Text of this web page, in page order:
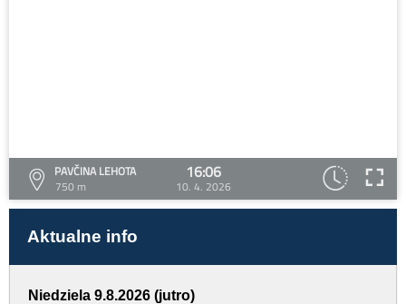
PAVČINA LEHOTA
750 m
16:06
10. 4. 2026
Aktualne info
Niedziela 9.8.2026 (jutro)